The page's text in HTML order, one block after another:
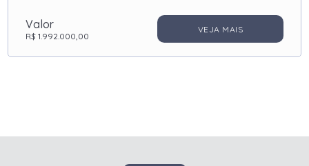
Valor
R$ 1.992.000,00
VEJA MAIS